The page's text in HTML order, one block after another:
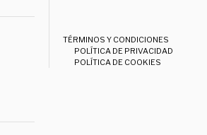
TÉRMINOS Y CONDICIONES
POLÍTICA DE PRIVACIDAD
POLÍTICA DE COOKIES